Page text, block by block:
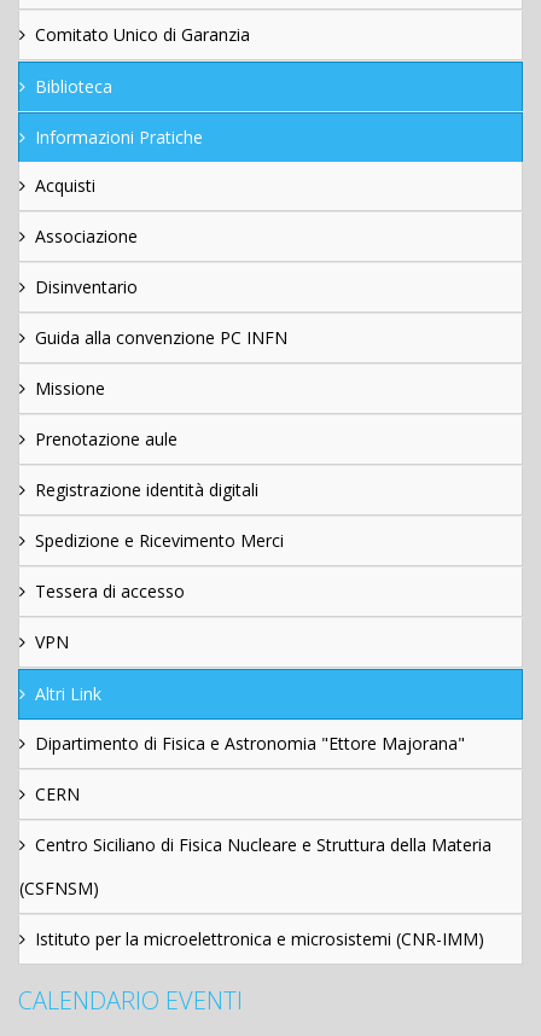
Comitato Unico di Garanzia
Biblioteca
Informazioni Pratiche
Acquisti
Associazione
Disinventario
Guida alla convenzione PC INFN
Missione
Prenotazione aule
Registrazione identità digitali
Spedizione e Ricevimento Merci
Tessera di accesso
VPN
Altri Link
Dipartimento di Fisica e Astronomia "Ettore Majorana"
CERN
Centro Siciliano di Fisica Nucleare e Struttura della Materia
(CSFNSM)
Istituto per la microelettronica e microsistemi (CNR-IMM)
CALENDARIO EVENTI